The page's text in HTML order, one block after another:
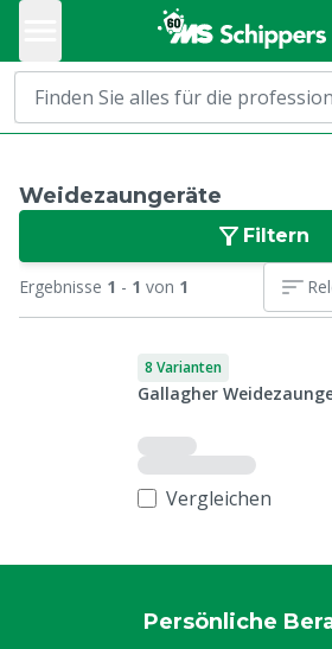
Weidezaungeräte
Filtern
Ergebnisse 1 - 1 von 1
8 Varianten
Gallagher
Vergleichen
Persönliche